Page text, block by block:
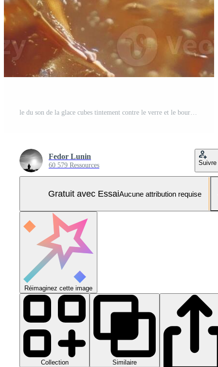
le du son de la glace cubes tintement contre le verre et le bourdonner de conversation remplissage le pièce Photo Pro
Fedor Lunin
60 579 Ressources Suivre
Gratuit avec EssaiAucune attribution requise
Réimaginez cette image
Collection Similaire